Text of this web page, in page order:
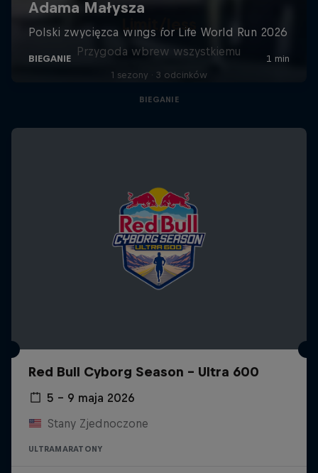
Limit/less
Przygoda wbrew wszystkiemu
1 sezony · 3 odcinków
BIEGANIE
Red Bull Cyborg Season - Ultra 600
5 – 9 maja 2026
Stany Zjednoczone
ULTRAMARATONY